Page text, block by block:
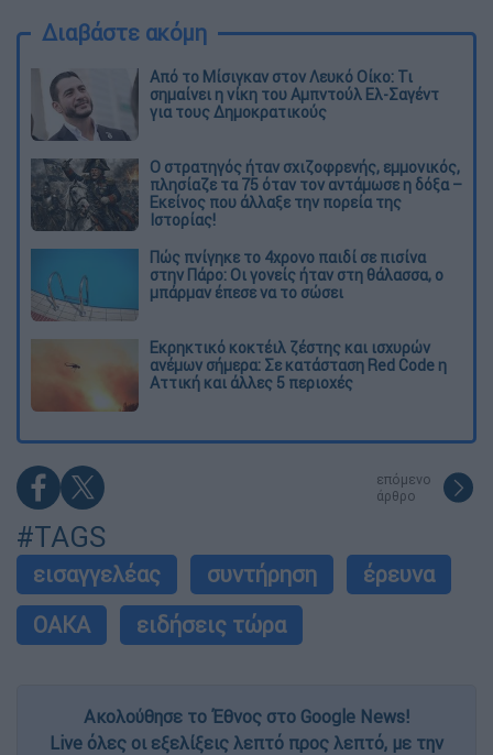
Διαβάστε ακόμη
Από το Μίσιγκαν στον Λευκό Οίκο: Τι
σημαίνει η νίκη του Αμπντούλ Ελ-Σαγέντ
για τους Δημοκρατικούς
O στρατηγός ήταν σχιζοφρενής, εμμονικός,
πλησίαζε τα 75 όταν τον αντάμωσε η δόξα –
Εκείνος που άλλαξε την πορεία της
Ιστορίας!
Πώς πνίγηκε το 4χρονο παιδί σε πισίνα
στην Πάρο: Οι γονείς ήταν στη θάλασσα, ο
μπάρμαν έπεσε να το σώσει
Εκρηκτικό κοκτέιλ ζέστης και ισχυρών
ανέμων σήμερα: Σε κατάσταση Red Code η
Αττική και άλλες 5 περιοχές
επόμενο
άρθρο
#TAGS
εισαγγελέας συντήρηση
έρευνα
ΟΑΚΑ
ειδήσεις τώρα
Ακολούθησε το Έθνος στο Google News!
Live όλες οι εξελίξεις λεπτό προς λεπτό, με την